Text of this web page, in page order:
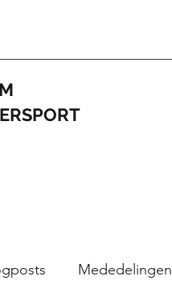
Mededelingen